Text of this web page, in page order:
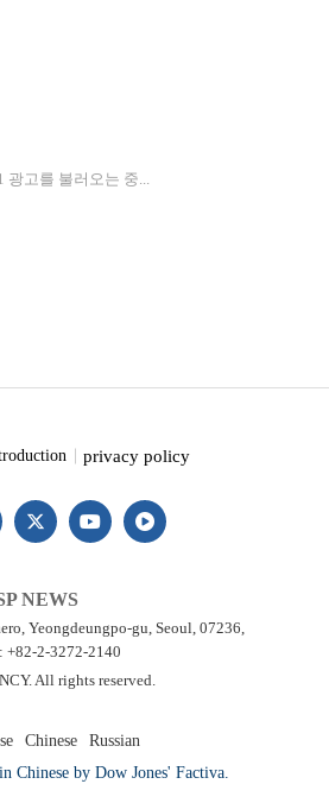
광고를 불러오는 중...
privacy policy
NEWS
Yeongdeungpo-gu, Seoul, 07236,
+82-2-3272-2140
All rights reserved.
Chinese
Russian
Chinese by Dow Jones' Factiva.